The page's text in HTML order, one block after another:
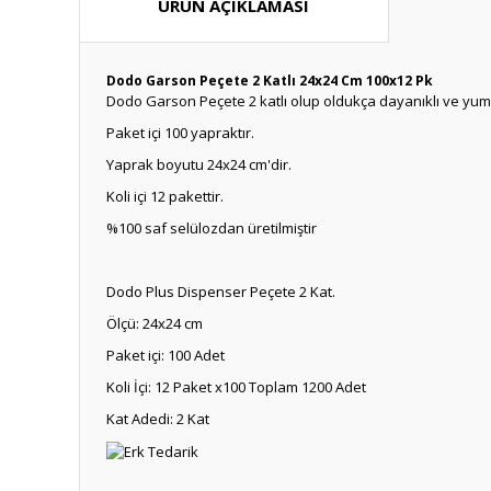
ÜRÜN AÇIKLAMASI
Dodo Garson Peçete 2 Katlı 24x24 Cm 100x12 Pk
Dodo Garson Peçete 2 katlı olup oldukça dayanıklı ve
Paket içi 100 yapraktır.
Yaprak boyutu 24x24 cm'dir.
Koli içi 12 pakettir.
%100 saf selülozdan üretilmiştir
Dodo Plus Dispenser Peçete 2 Kat.
Ölçü: 24x24 cm
Paket içi: 100 Adet
Koli İçi: 12 Paket x100 Toplam 1200 Adet
Kat Adedi: 2 Kat